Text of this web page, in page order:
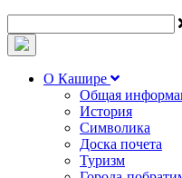
О Кашире
Общая
История
Символика
Доска почета
Туризм